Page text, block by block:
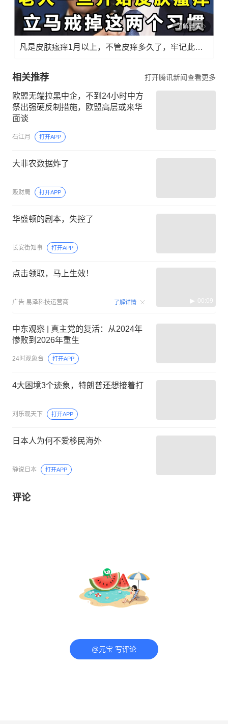
了解详情
凡是皮肤瘙痒1月以上，不管皮痒多久了，牢记此法，快！准！狠！
相关推荐 打开腾讯新闻查看更多
欧盟无端拉黑中企，不到24小时中方
祭出强硬反制措施，欧盟高层或来华
面谈
石江月 打开APP
大非农数据炸了
贩财局 打开APP
华盛顿的剧本，失控了
长安街知事 打开APP
点击领取，马上生效！
广告 易泽科技运营商 了解详情 00:09
中东观察 | 真主党的复活：从2024年
惨败到2026年重生
24时观象台 打开APP
4大困境3个迹象，特朗普还想接着打
刘乐观天下 打开APP
日本人为何不爱移民海外
静说日本 打开APP
评论
@元宝 写评论